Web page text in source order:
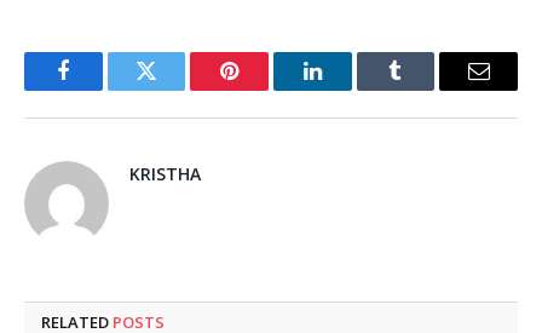
FacebookTwitter Pinterest LinkedInTumblr Email
KRISTHA
RELATED POSTS